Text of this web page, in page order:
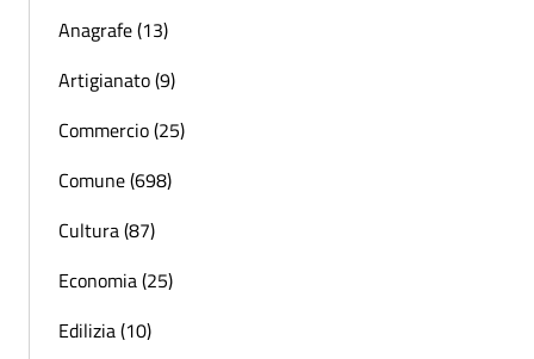
Anagrafe (13)
Artigianato (9)
Commercio (25)
Comune (698)
Cultura (87)
Economia (25)
Edilizia (10)